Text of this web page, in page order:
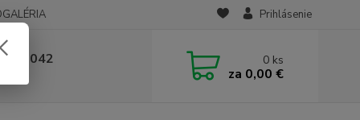
Prihlásenie
042 0 ks
za 0,00 €